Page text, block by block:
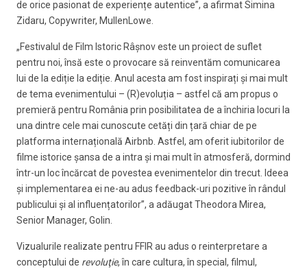
de orice pasionat de experiențe autentice”, a afirmat Simina
Zidaru, Copywriter, MullenLowe.
„Festivalul de Film Istoric Râșnov este un proiect de suflet
pentru noi, însă este o provocare să reinventăm comunicarea
lui de la ediție la ediție. Anul acesta am fost inspirați și mai mult
de tema evenimentului – (R)evoluția – astfel că am propus o
premieră pentru România prin posibilitatea de a închiria locuri la
una dintre cele mai cunoscute cetăți din țară chiar de pe
platforma internațională Airbnb. Astfel, am oferit iubitorilor de
filme istorice șansa de a intra și mai mult în atmosferă, dormind
într-un loc încărcat de povestea evenimentelor din trecut. Ideea
și implementarea ei ne-au adus feedback-uri pozitive în rândul
publicului și al influențatorilor”, a adăugat Theodora Mirea,
Senior Manager, Golin.
Vizualurile realizate pentru FFIR au adus o reinterpretare a
conceptului de revoluţie, în care cultura, în special, filmul,